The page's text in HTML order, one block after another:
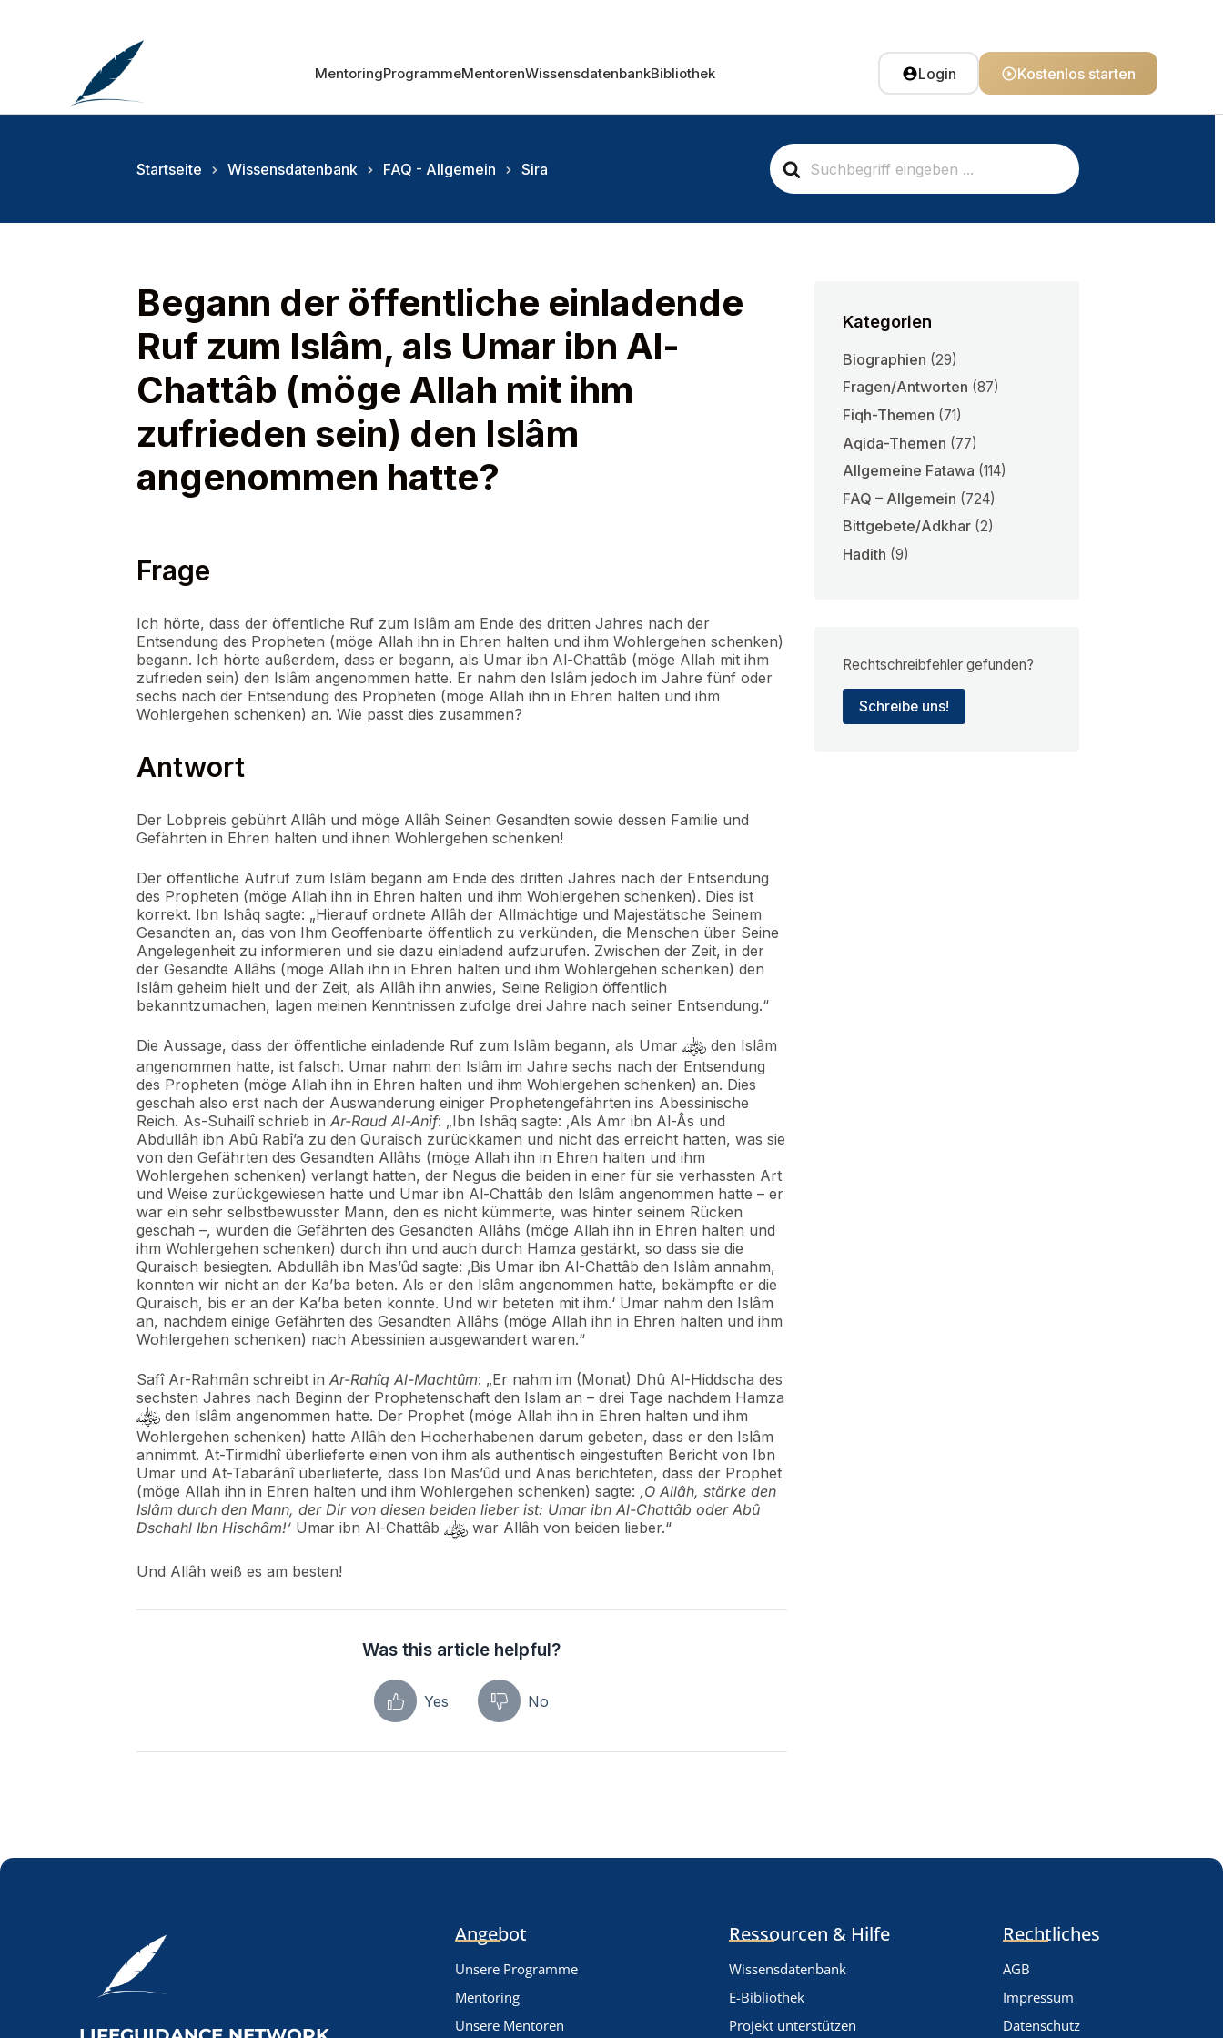
MentoringProgrammeMentorenWissensdatenbankBibliothek Login Kostenlos starten
S
e
a
c
Startseite Wissensdatenbank FAQ - Allgemein Sira
Begann der öffentliche einladende
Ruf zum Islâm, als Umar ibn Al-
Chattâb (möge Allah mit ihm
zufrieden sein) den Islâm
angenommen hatte?
Frage
Ich hörte, dass der öffentliche Ruf zum Islâm am Ende des dritten Jahres nach der
Entsendung des Propheten (möge Allah ihn in Ehren halten und ihm Wohlergehen schenken)
begann. Ich hörte außerdem, dass er begann, als Umar ibn Al-Chattâb (möge Allah mit ihm
zufrieden sein) den Islâm angenommen hatte. Er nahm den Islâm jedoch im Jahre fünf oder
sechs nach der Entsendung des Propheten (möge Allah ihn in Ehren halten und ihm
Wohlergehen schenken) an. Wie passt dies zusammen?
Antwort
Der Lobpreis gebührt Allâh und möge Allâh Seinen Gesandten sowie dessen Familie und
Gefährten in Ehren halten und ihnen Wohlergehen schenken!
Der öffentliche Aufruf zum Islâm begann am Ende des dritten Jahres nach der Entsendung
des Propheten (möge Allah ihn in Ehren halten und ihm Wohlergehen schenken). Dies ist
korrekt. Ibn Ishâq sagte: „Hierauf ordnete Allâh der Allmächtige und Majestätische Seinem
Gesandten an, das von Ihm Geoffenbarte öffentlich zu verkünden, die Menschen über Seine
Angelegenheit zu informieren und sie dazu einladend aufzurufen. Zwischen der Zeit, in der
der Gesandte Allâhs (möge Allah ihn in Ehren halten und ihm Wohlergehen schenken) den
Islâm geheim hielt und der Zeit, als Allâh ihn anwies, Seine Religion öffentlich
bekanntzumachen, lagen meinen Kenntnissen zufolge drei Jahre nach seiner Entsendung.“
Die Aussage, dass der öffentliche einladende Ruf zum Islâm begann, als Umar
den Islâm
angenommen hatte, ist falsch. Umar nahm den Islâm im Jahre sechs nach der Entsendung
des Propheten (möge Allah ihn in Ehren halten und ihm Wohlergehen schenken) an. Dies
geschah also erst nach der Auswanderung einiger Prophetengefährten ins Abessinische
Reich. As-Suhailî schrieb in Ar-Raud Al-Anif: „Ibn Ishâq sagte: ‚Als Amr ibn Al-Âs und
Abdullâh ibn Abû Rabî’a zu den Quraisch zurückkamen und nicht das erreicht hatten, was sie
von den Gefährten des Gesandten Allâhs (möge Allah ihn in Ehren halten und ihm
Wohlergehen schenken) verlangt hatten, der Negus die beiden in einer für sie verhassten Art
und Weise zurückgewiesen hatte und Umar ibn Al-Chattâb den Islâm angenommen hatte – er
war ein sehr selbstbewusster Mann, den es nicht kümmerte, was hinter seinem Rücken
geschah –, wurden die Gefährten des Gesandten Allâhs (möge Allah ihn in Ehren halten und
ihm Wohlergehen schenken) durch ihn und auch durch Hamza gestärkt, so dass sie die
Quraisch besiegten. Abdullâh ibn Mas’ûd sagte: ‚Bis Umar ibn Al-Chattâb den Islâm annahm,
konnten wir nicht an der Ka’ba beten. Als er den Islâm angenommen hatte, bekämpfte er die
Quraisch, bis er an der Ka’ba beten konnte. Und wir beteten mit ihm.‘ Umar nahm den Islâm
an, nachdem einige Gefährten des Gesandten Allâhs (möge Allah ihn in Ehren halten und ihm
Wohlergehen schenken) nach Abessinien ausgewandert waren.“
Safî Ar-Rahmân schreibt in Ar-Rahîq Al-Machtûm: „Er nahm im (Monat) Dhû Al-Hiddscha des
sechsten Jahres nach Beginn der Prophetenschaft den Islam an – drei Tage nachdem Hamza
den Islâm angenommen hatte. Der Prophet (möge Allah ihn in Ehren halten und ihm
Wohlergehen schenken) hatte Allâh den Hocherhabenen darum gebeten, dass er den Islâm
annimmt. At-Tirmidhî überlieferte einen von ihm als authentisch eingestuften Bericht von Ibn
Umar und At-Tabarânî überlieferte, dass Ibn Mas’ûd und Anas berichteten, dass der Prophet
(möge Allah ihn in Ehren halten und ihm Wohlergehen schenken) sagte: ‚O Allâh, stärke den
Islâm durch den Mann, der Dir von diesen beiden lieber ist: Umar ibn Al-Chattâb oder Abû
Dschahl Ibn Hischâm!‘Umar ibn Al-Chattâb war Allâh von beiden lieber.“
Und Allâh weiß es am besten!
Was this article helpful?
Yes No
Kategorien
Biographien (29)
Fragen/Antworten (87)
Fiqh-Themen (71)
Aqida-Themen (77)
Allgemeine Fatawa (114)
FAQ – Allgemein (724)
Bittgebete/Adkhar(2)
Hadith (9)
Rechtschreibfehler gefunden?
Schreibe uns!
Angebot
Unsere Programme
Mentoring
Unsere Mentoren
Ressourcen & Hilfe
Wissensdatenbank
E-Bibliothek
Projekt unterstützen
Rechtliches
AGB
Impressum
Datenschutz